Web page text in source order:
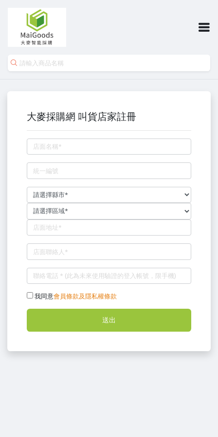
大麥採購網 叫貨店家註冊
我同意會員條款及隱私權條款
送出